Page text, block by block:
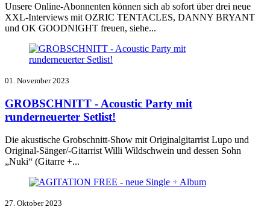
Unsere Online-Abonnenten können sich ab sofort über drei neue
XXL-Interviews mit OZRIC TENTACLES, DANNY BRYANT
und OK GOODNIGHT freuen, siehe...
01. November 2023
GROBSCHNITT - Acoustic Party mit
runderneuerter Setlist!
Die akustische Grobschnitt-Show mit Originalgitarrist Lupo und
Original-Sänger/-Gitarrist Willi Wildschwein und dessen Sohn
„Nuki“ (Gitarre +...
27. Oktober 2023